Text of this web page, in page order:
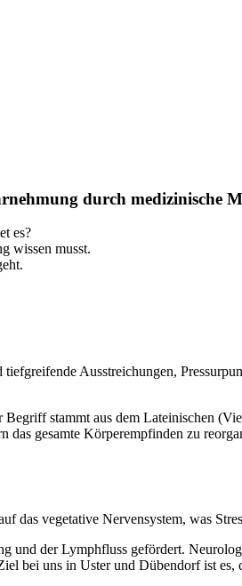
durch medizinische
es?
wissen musst.
Ausstreichungen,
stammt aus dem Lateinischen
gesamte Körperempfinden zu
vegetative Nervensystem, was
und der Lymphfluss gefördert.
bei uns in Uster und Dübendorf ist es,